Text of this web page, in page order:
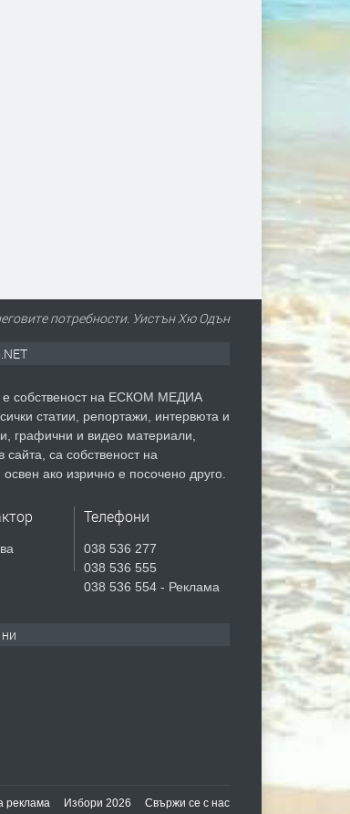
потребности. Уистън Хю Одън
е собственост на ЕСКОМ МЕДИА
статии, репортажи, интервюта и
графични и видео материали,
сайта, са собственост на
ако изрично е посочено друго.
Телефони
038 536 277
038 536 555
038 536 554 - Реклама
реклама Избори 2026 Свържи се с нас